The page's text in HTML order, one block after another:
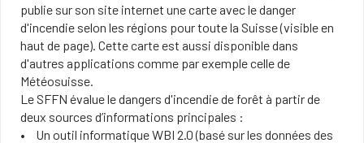
publie sur son site internet une carte avec le danger
d'incendie selon les régions pour toute la Suisse (visible en
haut de page). Cette carte est aussi disponible dans
d'autres applications comme par exemple celle de
Météosuisse.
Le SFFN évalue le dangers d'incendie de forêt à partir de
deux sources d’informations principales :
Un outil informatique WBI 2.0 (basé sur les données des